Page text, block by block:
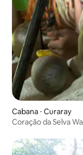
Cabana ⋅ Curaray
Coração da Selva